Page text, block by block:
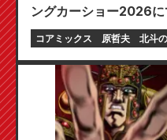
ングカーショー2026
コアミックス 原哲夫 北斗